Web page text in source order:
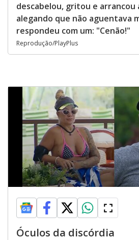
descabelou, gritou e arrancou
alegando que não aguentava
respondeu com um: "Cenão!"
Reprodução/PlayPlus
Óculos da discórdia